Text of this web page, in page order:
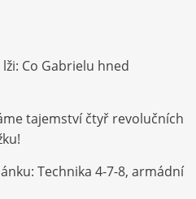
Co Gabrielu hned
tajemství čtyř revolučních
Technika 4-7-8, armádní